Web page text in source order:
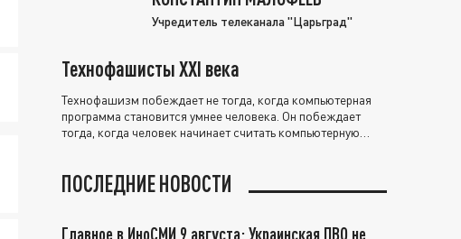
Учредитель телеканала "Царьград"
Технофашисты XXI века
Технофашизм побеждает не тогда, когда компьютерная
программа становится умнее человека. Он побеждает
тогда, когда человек начинает считать компьютерную
ПОСЛЕДНИЕ НОВОСТИ
Главное в ИноСМИ 9 августа: Украинская ПВО не